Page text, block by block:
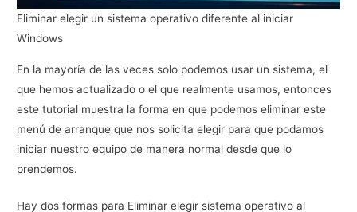
Eliminar elegir un sistema operativo diferente al iniciar
Windows
En la mayoría de las veces solo podemos usar un sistema, el
que hemos actualizado o el que realmente usamos, entonces
este tutorial muestra la forma en que podemos eliminar este
menú de arranque que nos solicita elegir para que podamos
iniciar nuestro equipo de manera normal desde que lo
prendemos.
Hay dos formas para Eliminar elegir sistema operativo al